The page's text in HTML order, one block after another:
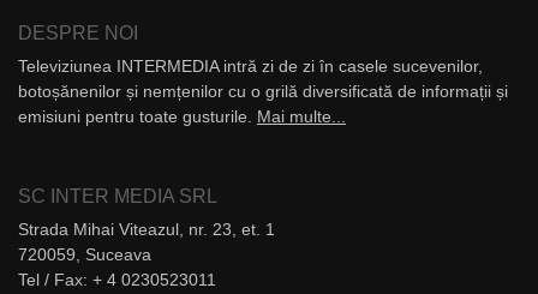
DESPRE NOI
Televiziunea INTERMEDIA intră zi de zi în casele sucevenilor,
botoșănenilor și nemțenilor cu o grilă diversificată de informații și
emisiuni pentru toate gusturile. Mai multe...
SC INTER MEDIA SRL
Strada Mihai Viteazul, nr. 23, et. 1
720059, Suceava
Tel / Fax: + 4 0230523011